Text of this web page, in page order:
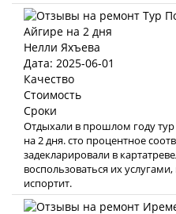
Нелли Яхъева
Дата: 2025-06-01
Качество
Стоимость
Сроки
Отдыхали в прошлом году тур
на 2 дня. сто процентное
задекларировали в
воспользоваться их
испортит.